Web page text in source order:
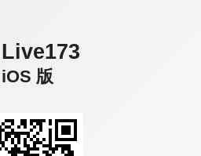
Live173
iOS 版